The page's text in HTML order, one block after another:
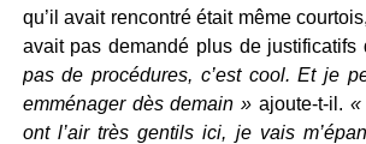
qu’il avait rencontré était même
avait pas demandé plus de justificatifs
pas de procédures, c’est cool. Et je
emménager dès demain » ajoute-t-il. «
ont l’air très gentils ici, je vais